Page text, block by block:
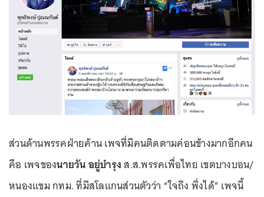
ส่วนด้านพรรคฝ่ายค้าน เพจที่มีคนติดตามค่อนข้างมากอีกคน
คือ เพจของนายวัน อยู่บำรุงส.ส.พรรคเพื่อไทย เขตบางบอน/
หนองแขม กทม. ที่มีสโลแกนส่วนตัวว่า “ใจถึง พึ่งได้” เพจนี้